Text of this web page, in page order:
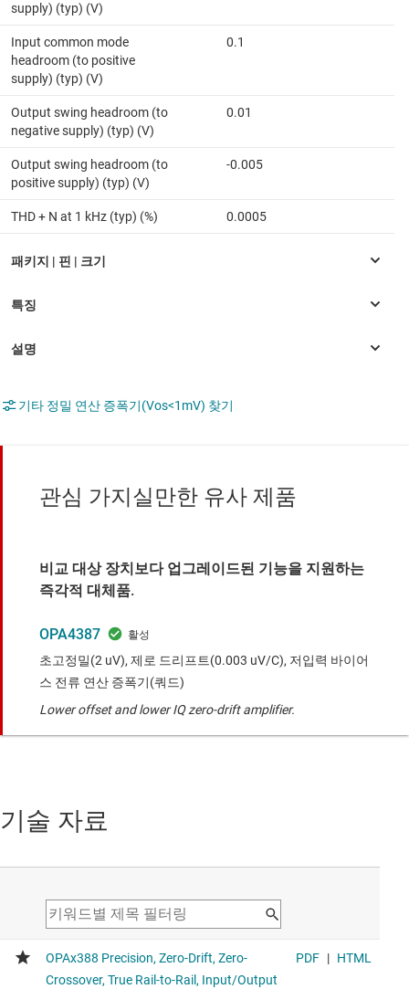
supply) (typ) (V)
Input common mode
headroom (to positive
supply) (typ) (V)
0.1
Output swing headroom (to
negative supply) (typ) (V)
0.01
Output swing headroom (to
positive supply) (typ) (V)
-0.005
THD + N at 1 kHz (typ) (%) 0.0005
기타 정밀 연산 증폭기(Vos<1mV) 찾기
관심 가지실만한 유사 제품
비교 대상 장치보다 업그레이드된 기능을 지원하는
즉각적 대체품.
OPA4387
초고정밀(2 uV), 제로 드리프트(0.003 uV/C), 저입력 바이어
스 전류 연산 증폭기(쿼드)
Lower offset and lower IQ zero-drift amplifier.
기술 자료